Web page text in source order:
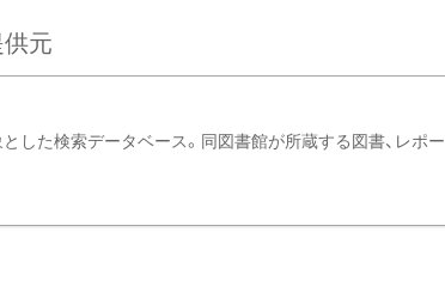
元
した検索データベース。同図書館が所蔵する図書、レポー